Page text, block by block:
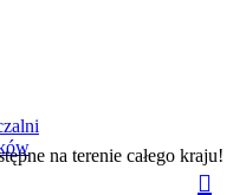
na terenie całego kraju!